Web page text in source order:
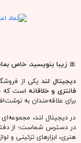
🎀زیبا بنویسید، خاص
دیجیتال لند یکی از
فانتزی و خلاقانه است که
برای علاقه‌مندان به
در دیجیتال لند،
در دسترس شماست؛ از
هنری، ابزارهای تزئینی و